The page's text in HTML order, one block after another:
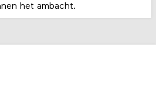
in op de rol van digitale
het ambacht.